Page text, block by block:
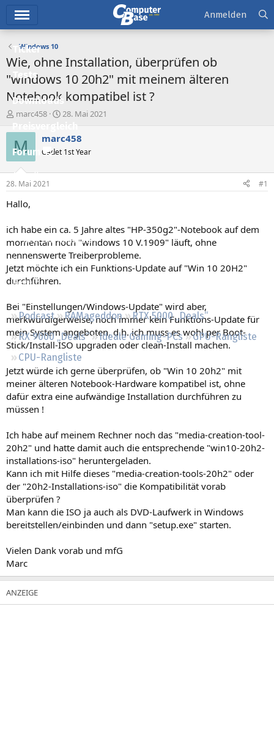
Ticker
Tests
Downloads
Preisvergleich
Forum
Aktuelles
Neueste Aktivitäten
Leserartikel
Regeln
Podcast RAMageddon
RTX 5000 „Deals“
RX 9000 „Deals“
Ideale Gaming-PCs
GPU-Rangliste
CPU-Rangliste
Anmelden
Windows 10
Wie, ohne Installation, überprüfen ob
"windows 10 20h2" mit meinem älteren
Notebook kompatibel ist ?
E
r
s
t
e
e
r
marc458
E
r
s
e
t
28. Mai 2021
M marc458
Cadet 1st Year
28. Mai 2021 #1
Hallo,
ich habe ein ca. 5 Jahre altes "HP-350g2"-Notebook auf dem
momentan noch "windows 10 V.1909" läuft, ohne
nennenswerte Treiberprobleme.
Jetzt möchte ich ein Funktions-Update auf "Win 10 20H2"
durchführen.
Bei "Einstellungen/Windows-Update" wird aber,
merkwürdigerweise, noch immer kein Funktions-Update für
mein System angeboten, d.h. ich muss es wohl per Boot-
Stick/Install-ISO upgraden oder clean-Install machen.
Jetzt würde ich gerne überprüfen, ob "Win 10 20h2" mit
meiner älteren Notebook-Hardware kompatibel ist, ohne
dafür extra eine aufwändige Installation durchführen zu
müssen !
Ich habe auf meinem Rechner noch das "media-creation-tool-
20h2" und hatte damit auch die entsprechende "win10-20h2-
installations-iso" heruntergeladen.
Kann ich mit Hilfe dieses "media-creation-tools-20h2" oder
der "20h2-Installations-iso" die Kompatibilität vorab
überprüfen ?
Man kann die ISO ja auch als DVD-Laufwerk in Windows
bereitstellen/einbinden und dann "setup.exe" starten.
Vielen Dank vorab und mfG
Marc